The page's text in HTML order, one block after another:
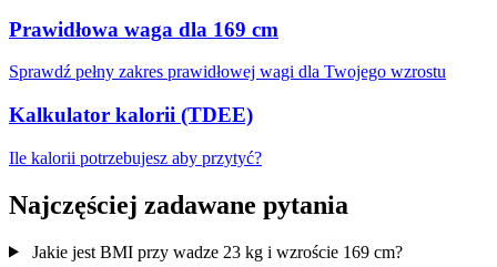
Prawidłowa waga dla 169 cm
Sprawdź pełny zakres prawidłowej wagi dla Twojego wzrostu
Kalkulator kalorii (TDEE)
Ile kalorii potrzebujesz aby przytyć?
Najczęściej zadawane pytania
Jakie jest BMI przy wadze 23 kg i wzroście 169 cm?